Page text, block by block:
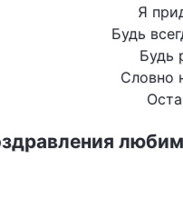
Я
Будь
Будь
Словно